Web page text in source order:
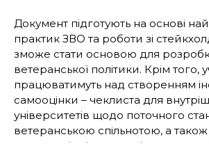
Документ підготують на основі
практик ЗВО та роботи зі
зможе стати основою для
ветеранської політики. Крім того,
працюватимуть над створенням
самооцінки – чеклиста для
університетів щодо поточного
ветеранською спільнотою, а